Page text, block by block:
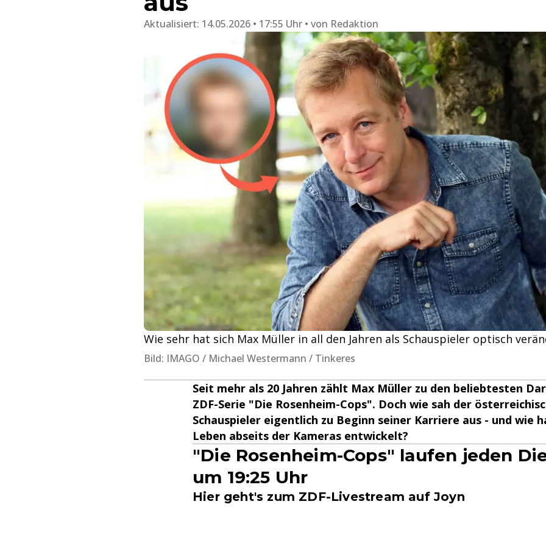
Aktualisiert: 14.05.2026 • 17:55 Uhr von Redaktion
Wie sehr hat sich Max Müller in all den Jahren als Schauspieler optisch
Bild: IMAGO / Michael Westermann / Tinkeres
Seit mehr als 20 Jahren zählt Max Müller zu den beliebtesten
ZDF-Serie "Die Rosenheim-Cops". Doch wie sah der
Schauspieler eigentlich zu Beginn seiner Karriere aus - und wie
Leben abseits der Kameras entwickelt?
"Die Rosenheim-Cops" laufen jeden
um 19:25 Uhr
Hier geht's zum ZDF-Livestream auf Joyn